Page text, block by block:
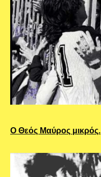
Ο Θεός Μαύρος μικρός.